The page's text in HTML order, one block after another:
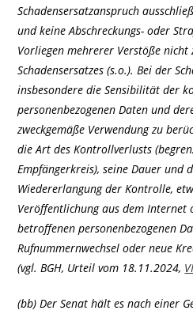
Schadensersatzanspruch
und keine Abschreckungs- oder
Vorliegen mehrerer Verstöße nicht
Schadensersatzes (s.o.). Bei der
insbesondere die Sensibilität der
personenbezogenen Daten und
zweckgemäße Verwendung zu
die Art des Kontrollverlusts
Empfängerkreis), seine Dauer und
Wiedererlangung der Kontrolle,
Veröffentlichung aus dem Internet
betroffenen personenbezogenen
Rufnummernwechsel oder neue
(vgl. BGH, Urteil vom 18.11.2024,
(bb) Der Senat hält es nach einer